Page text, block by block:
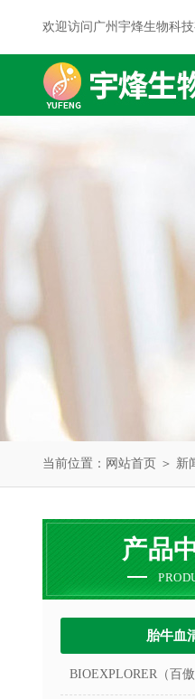
欢迎访问广州宇烽生物科技
当前位置： 网站首页 ＞ 新
产品
胎牛血